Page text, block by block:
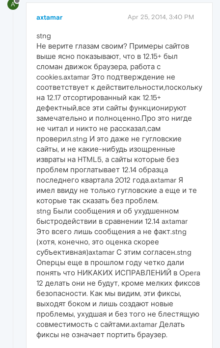
A
axtamar Apr 25, 2014, 3:40 PM
stng
Не верите глазам своим? Примеры сайтов
выше ясно показывают, что в 12.15+ был
сломан движок браузера, работа с
cookies.axtamar Это подтверждение не
соответствует к действительности,поскольку
на 12.17 отсортированный как 12.15+
дефектный,все эти сайты функционируют
замечательно и полноценно.Про это нигде
не читал и никто не рассказал,сам
проверил.stng И это даже не гугловские
сайты, и не какие-нибудь изощренные
извраты на HTML5, а сайты которые без
проблем проглатывает 12.14 образца
последнего квартала 2012 года.axtamar Я
имел ввиду не только гугловские а еще и те
которые так сказать без проблем.
stng Были сообщения и об ухудшенном
быстродействии в сравнении 12.14 axtamar
Это всего лишь сообщения а не факт.stng
(хотя, конечно, это оценка скорее
субъективная)axtamar С этим согласен.stng
Оперцы еще в прошлом году четко дали
понять что НИКАКИХ ИСПРАВЛЕНИЙ в Opera
12 делать они не будут, кроме мелких фиксов
безопасности. Как мы видим, эти фиксы,
выходят боком и лишь создают новые
проблемы, ухудшая и без того не блестящую
совместимость с сайтами.axtamar Делать
фиксы не означает портить браузер.